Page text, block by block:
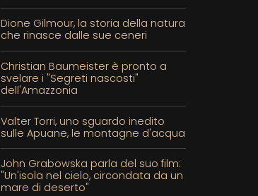
Dione Gilmour, la storia della natura
che rinasce dalle sue ceneri
Christian Baumeister è pronto a
svelare i "Segreti nascosti"
dell'Amazzonia
Valter Torri, uno sguardo inedito
sulle Apuane, le montagne d'acqua
John Grabowska parla del suo film:
"Un'isola nel cielo, circondata da un
mare di deserto"